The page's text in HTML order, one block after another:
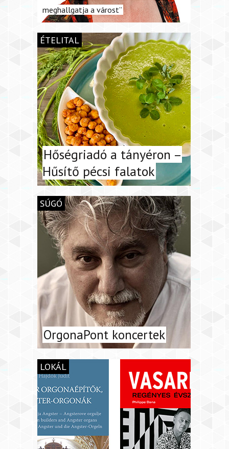
meghallgatja a várost”
ÉTELITAL
Hőségriadó a tányéron –
Hűsítő pécsi falatok
SÚGÓ
OrgonaPont koncertek
LOKÁL